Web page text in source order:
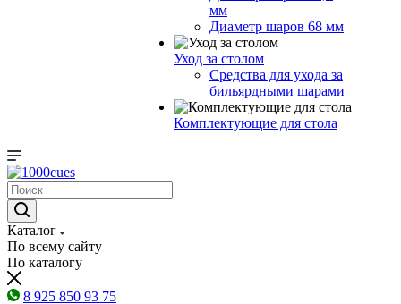
мм
Диаметр шаров 68 мм
Уход за столом
Средства для ухода за
бильярдными шарами
Комплектующие для стола
Каталог
По всему сайту
По каталогу
8 925 850 93 75